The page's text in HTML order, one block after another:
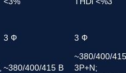
3 Ф 3 Ф
~380/400/415 В
~380/400/
3P+N;